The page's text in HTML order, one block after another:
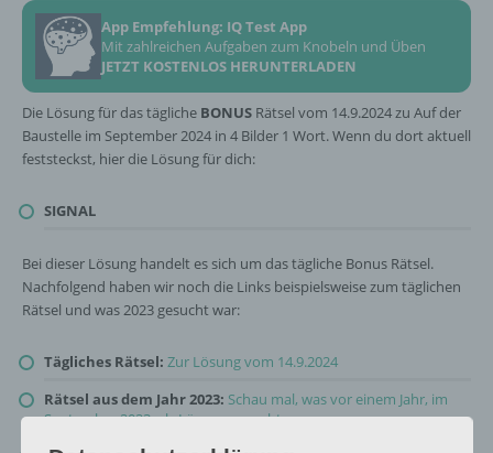
App Empfehlung: IQ Test App
Mit zahlreichen Aufgaben zum Knobeln und Üben
JETZT KOSTENLOS HERUNTERLADEN
Die Lösung für das tägliche BONUS Rätsel vom 14.9.2024 zu Auf der
Baustelle im September 2024 in 4 Bilder 1 Wort. Wenn du dort aktuell
feststeckst, hier die Lösung für dich:
SIGNAL
Bei dieser Lösung handelt es sich um das tägliche Bonus Rätsel.
Nachfolgend haben wir noch die Links beispielsweise zum täglichen
Rätsel und was 2023 gesucht war:
Tägliches Rätsel: Zur Lösung vom 14.9.2024
Rätsel aus dem Jahr 2023: Schau mal, was vor einem Jahr, im
September 2023, als Lösung gesucht war